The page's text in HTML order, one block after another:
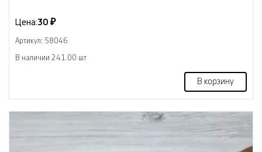
Цена:30 ₽
Артикул: 58046
В наличии 241.00 шт
В корзину